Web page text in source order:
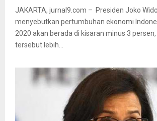
JAKARTA, jurnal9.com – Presiden Joko
menyebutkan pertumbuhan ekonomi
2020 akan berada di kisaran minus 3
tersebut lebih...